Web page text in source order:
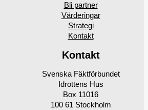
Bli partner
Värderingar
Strategi
Kontakt
Kontakt
Svenska Fäktförbundet
Idrottens Hus
Box 11016
100 61 Stockholm